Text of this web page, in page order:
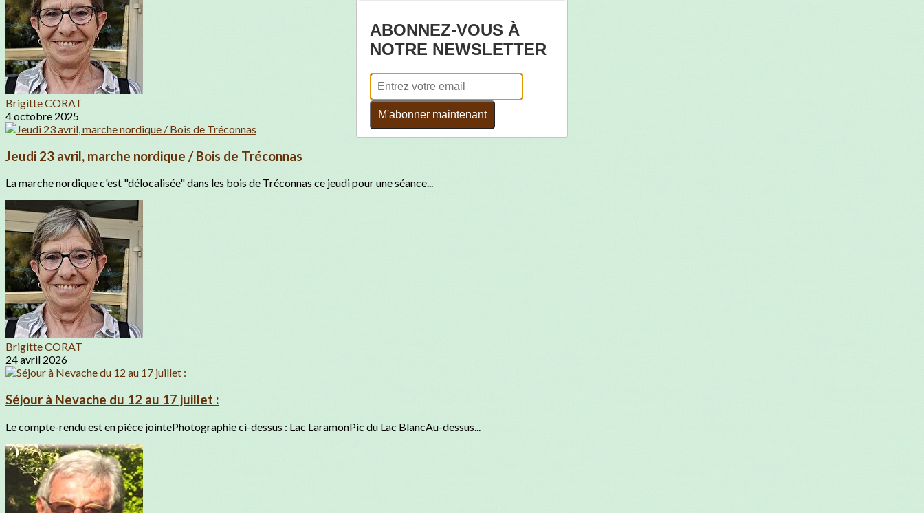
Brigitte CORAT
4 octobre 2025
Jeudi 23 avril, marche nordique / Bois de Tréconnas
La marche nordique c'est "délocalisée" dans les bois de Tréconnas ce jeudi pour une séance...
Brigitte CORAT
24 avril 2026
Séjour à Nevache du 12 au 17 juillet :
Le compte-rendu est en pièce jointePhotographie ci-dessus : Lac LaramonPic du Lac BlancAu-dessus...
ABONNEZ-VOUS À
NOTRE NEWSLETTER
M'abonner maintenant